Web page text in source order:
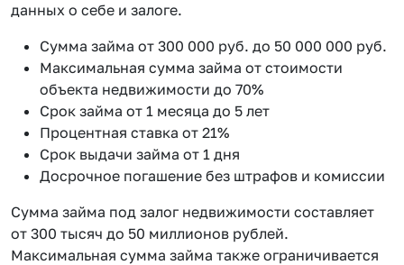
данных о себе и залоге.
Сумма займа от 300 000 руб. до 50 000 000 руб.
Максимальная сумма займа от стоимости
объекта недвижимости до 70%
Срок займа от 1 месяца до 5 лет
Процентная ставка от 21%
Срок выдачи займа от 1 дня
Досрочное погашение без штрафов и комиссии
Сумма займа под залог недвижимости составляет
от 300 тысяч до 50 миллионов рублей.
Максимальная сумма займа также ограничивается